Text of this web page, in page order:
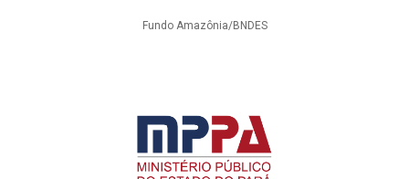
Fundo Amazônia/BNDES